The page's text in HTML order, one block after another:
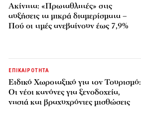
Ακίνητα: «Πρωταθλητές» στις
αυξήσεις τα μικρά διαμερίσματα –
Πού οι τιμές ανεβαίνουν έως 7,9%
ΕΠΙΚΑΙΡΟΤΗΤΑ
Ειδικό Χωροταξικό για τον Τουρισμό:
Οι νέοι κανόνες για ξενοδοχεία,
νησιά και βραχυχρόνιες μισθώσεις